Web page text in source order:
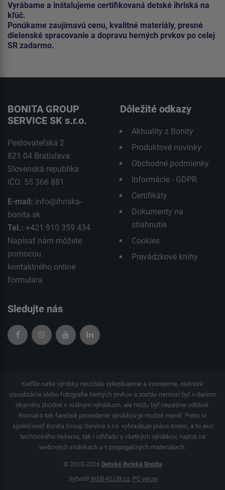
Vyrábame a inštalujeme certifikovaná detské ihriská na
kľúč.
Ponúkame zaujímavú cenu, kvalitné materiály, presné
dielenské spracovanie a dopravu herných prvkov po celej
SR zadarmo.
BONITA GROUP
SERVICE SK s.r.o.
Pestovateľská 2
821 04 Bratislava
Slovenská republika
IČO: 55 366 881
E-mail: info@ihriska-
bonita.sk
Tel.: +421 910 359 434
Napísať nám môžete
pomocou
kontaktného online
formulára
Dôležité odkazy
Aktuality z Bonity
Produktové novinky
Obchodné podmienky
Informácie - GDPR
Certifikáty
Dokumenty na
stiahnutie
Cookies
Prevádzkové knihy
Sledujte nás
Keďže naše výrobky neustále vylepšujeme a inovujeme, niektoré
vizualizácie alebo fotografie herných prvkov a zostáv nemusí byť v danom
okamihu zhodné s reálnym výrobkom, ale môžu byť nepatrne odlišné.
Rovnako tak farebné prevedenie výrobkov je možné meniť. Preto si
spoločnosť Bonita Group Service s.r.o. vyhradzuje právo zmien, a to ako
technického riešenia, tak i vzhľadu u všetkých výrobkov, najmä na
webových stránkach a v propagačných materiáloch.
© 2010-2026 Detské ihriská Bonita
Vytvořil WEB-KLUB.cz, PC verze